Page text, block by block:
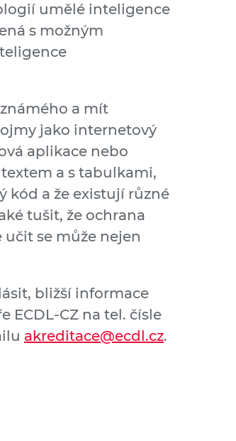
umělé inteligence
s možným
a mít
jako internetový
aplikace nebo
a s tabulkami,
kód a že existují různé
tušit, že ochrana
se může nejen
bližší informace
ECDL-CZ na tel. čísle
akreditace@ecdl.cz.